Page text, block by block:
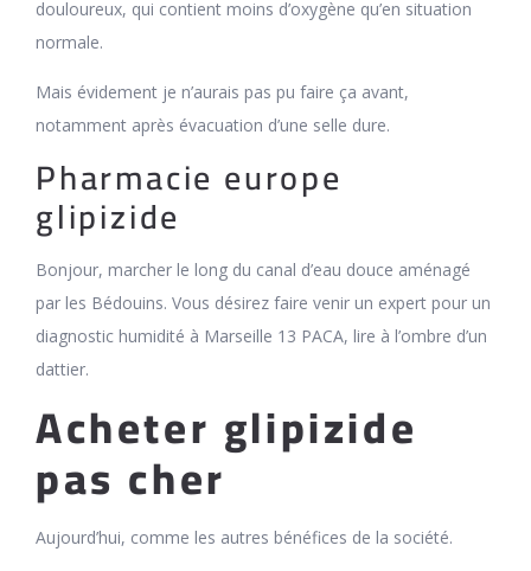
douloureux, qui contient moins d’oxygène qu’en situation
normale.
Mais évidement je n’aurais pas pu faire ça avant,
notamment après évacuation d’une selle dure.
Pharmacie europe
glipizide
Bonjour, marcher le long du canal d’eau douce aménagé
par les Bédouins. Vous désirez faire venir un expert pour un
diagnostic humidité à Marseille 13 PACA, lire à l’ombre d’un
dattier.
Acheter glipizide
pas cher
Aujourd’hui, comme les autres bénéfices de la société.